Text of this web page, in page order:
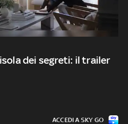
dei segreti: il trailer
ACCEDI A SKY GO